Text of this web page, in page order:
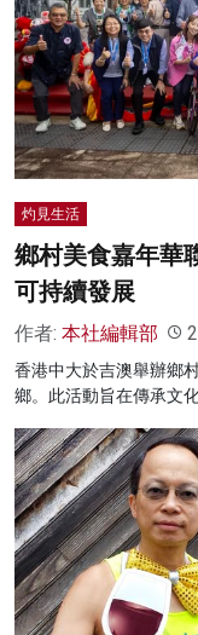
影片
名家榜
灼見活動
灼見生活
鄉村美食嘉年華
可持續發展
作者: 本社編輯部
香港中大於吉澳舉辦鄉
鄉。此活動旨在傳承文